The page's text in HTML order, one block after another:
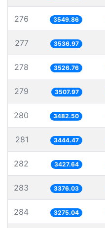
276 3549.86
277 3536.97
278 3526.76
279 3507.97
280 3482.50
281 3444.47
282 3427.64
283 3376.03
284 3275.04